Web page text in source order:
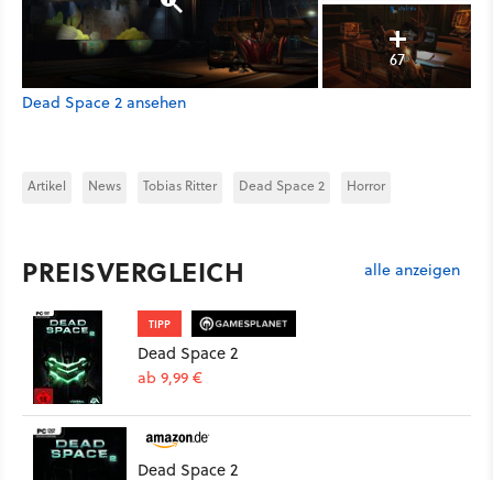
67
Dead Space 2 ansehen
Artikel News Tobias Ritter Dead Space 2 Horror
PREISVERGLEICH alle anzeigen
TIPP
Dead Space 2
ab 9,99 €
Dead Space 2